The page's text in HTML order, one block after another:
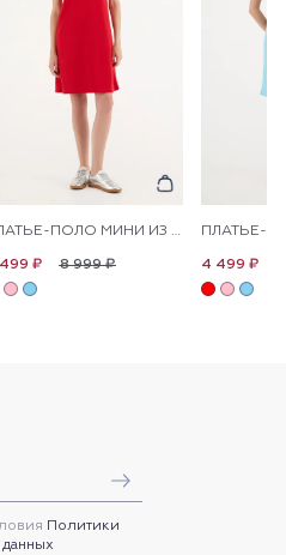
ПЛАТЬЕ-ПОЛО МИНИ ИЗ ХЛОПКА ПРЯМОЕ
8 999 ₽
₽ 4 499 ₽
Политики